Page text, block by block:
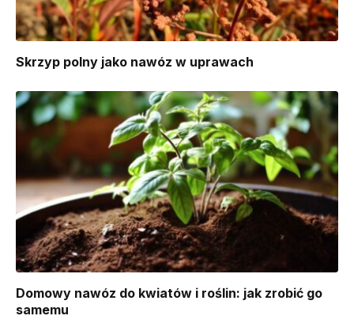
Skrzyp polny jako nawóz w uprawach
Domowy nawóz do kwiatów i roślin: jak zrobić go
samemu